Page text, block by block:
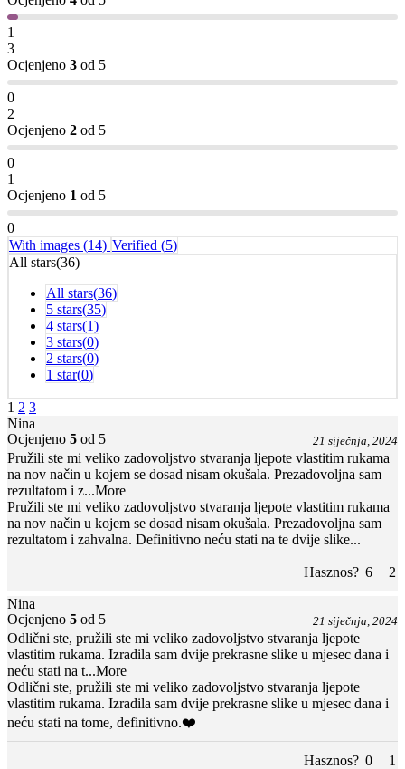
1
3
Ocjenjeno 3 od 5
0
2
Ocjenjeno 2 od 5
0
1
Ocjenjeno 1 od 5
0
With images (14) Verified (5)
All stars(36)
All stars(36)
5 stars(35)
4 stars(1)
3 stars(0)
2 stars(0)
1 star(0)
1 2 3
Nina
Ocjenjeno 5 od 5 21 siječnja, 2024
Pružili ste mi veliko zadovoljstvo stvaranja ljepote vlastitim rukama
na nov način u kojem se dosad nisam okušala. Prezadovoljna sam
rezultatom i z...More
Pružili ste mi veliko zadovoljstvo stvaranja ljepote vlastitim rukama
na nov način u kojem se dosad nisam okušala. Prezadovoljna sam
rezultatom i zahvalna. Definitivno neću stati na te dvije slike...
Hasznos? 6 2
Nina
Ocjenjeno 5 od 5 21 siječnja, 2024
Odlični ste, pružili ste mi veliko zadovoljstvo stvaranja ljepote
vlastitim rukama. Izradila sam dvije prekrasne slike u mjesec dana i
neću stati na t...More
Odlični ste, pružili ste mi veliko zadovoljstvo stvaranja ljepote
vlastitim rukama. Izradila sam dvije prekrasne slike u mjesec dana i
neću stati na tome, definitivno.❤️
Hasznos? 0 1